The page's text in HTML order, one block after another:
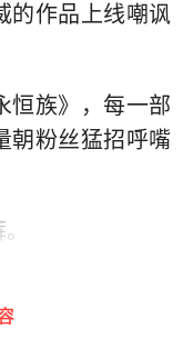
的作品上线嘲讽
恒族》，每一部
朝粉丝猛招呼嘴
霆》——